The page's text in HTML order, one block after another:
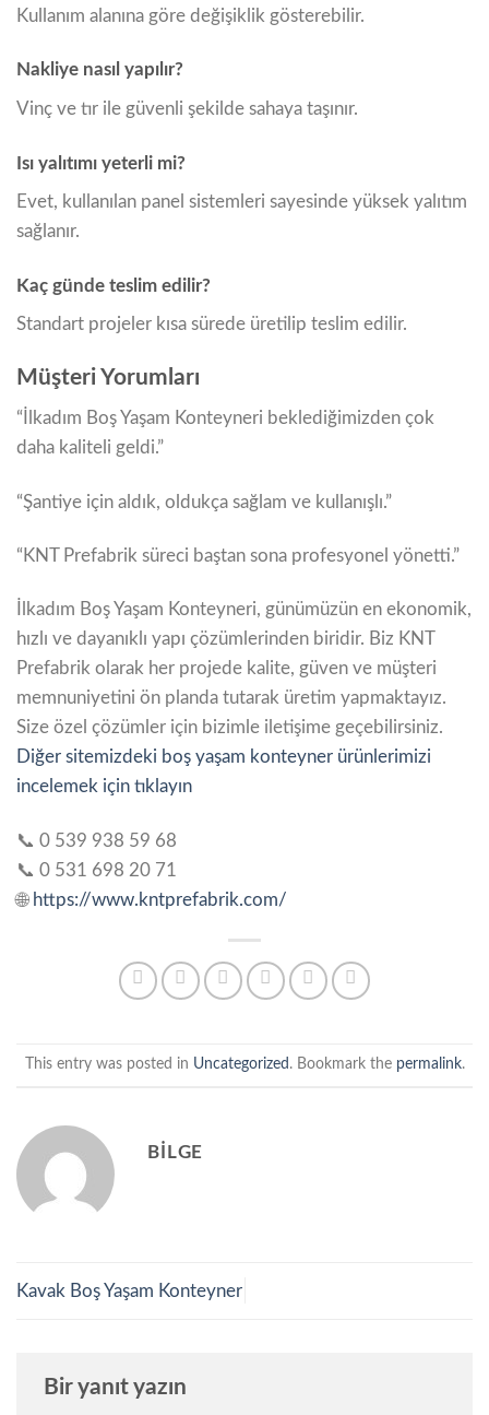
Kullanım alanına göre değişiklik gösterebilir.
Nakliye nasıl yapılır?
Vinç ve tır ile güvenli şekilde sahaya taşınır.
Isı yalıtımı yeterli mi?
Evet, kullanılan panel sistemleri sayesinde yüksek yalıtım
sağlanır.
Kaç günde teslim edilir?
Standart projeler kısa sürede üretilip teslim edilir.
Müşteri Yorumları
“İlkadım Boş Yaşam Konteyneri beklediğimizden çok
daha kaliteli geldi.”
“Şantiye için aldık, oldukça sağlam ve kullanışlı.”
“KNT Prefabrik süreci baştan sona profesyonel yönetti.”
İlkadım Boş Yaşam Konteyneri, günümüzün en ekonomik,
hızlı ve dayanıklı yapı çözümlerinden biridir. Biz KNT
Prefabrik olarak her projede kalite, güven ve müşteri
memnuniyetini ön planda tutarak üretim yapmaktayız.
Size özel çözümler için bizimle iletişime geçebilirsiniz.
Diğer sitemizdeki boş yaşam konteyner ürünlerimizi
incelemek için tıklayın
📞 0 539 938 59 68
📞 0 531 698 20 71
🌐 https://www.kntprefabrik.com/
This entry was posted in Uncategorized . Bookmark the permalink.
BILGE
Kavak Boş Yaşam Konteyner
Bir yanıt yazın